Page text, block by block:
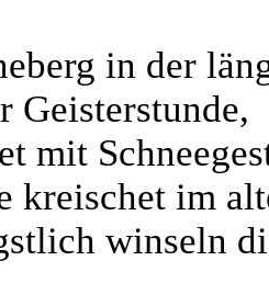
in der
Geisterstunde,
mit
kreischet im
winseln